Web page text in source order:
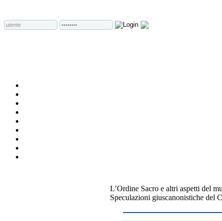
L’Ordine Sacro e altri aspetti del
Speculazioni giuscanonistiche del